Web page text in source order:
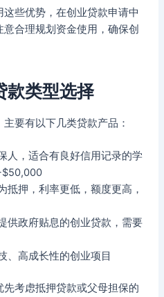
些优势，在创业贷款申请中
合理规划资金使用，确保创
款类型选择
要有以下几类贷款产品：
人，适合有良好信用记录的学
$50,000
抵押，利率更低，额度更高，
供政府贴息的创业贷款，需要
、高成长性的创业项目
考虑抵押贷款或父母担保的